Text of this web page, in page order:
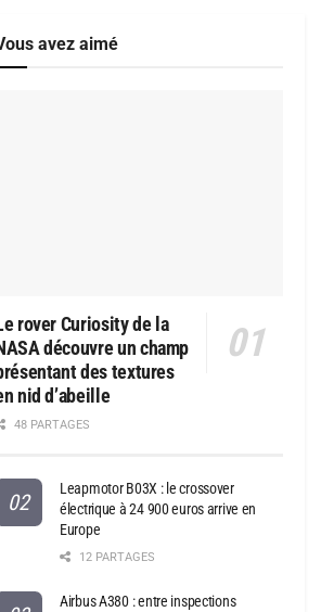
avez aimé
rover Curiosity de la
découvre un champ
des textures
nid d’abeille
48 PARTAGES
Leapmotor B03X : le crossover
électrique à 24 900 euros arrive en
Europe
12 PARTAGES
Airbus A380 : entre inspections